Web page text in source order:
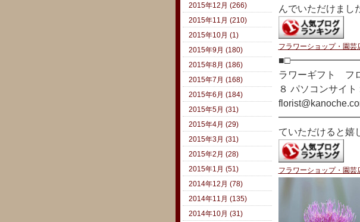
んでいただけまし
フラワーショップ・園芸
ラワーギフト フ
８ パソコンサイ
ていただけると嬉
フラワーショップ・園芸
2015年12月 (266)
2015年11月 (210)
2015年10月 (1)
2015年9月 (180)
2015年8月 (186)
2015年7月 (168)
2015年6月 (184)
2015年5月 (31)
2015年4月 (29)
2015年3月 (31)
2015年2月 (28)
2015年1月 (51)
2014年12月 (78)
2014年11月 (135)
2014年10月 (31)